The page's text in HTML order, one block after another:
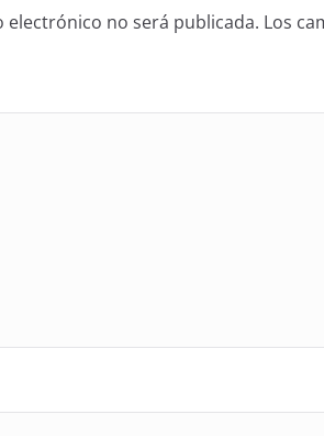
electrónico no será publicada. Los